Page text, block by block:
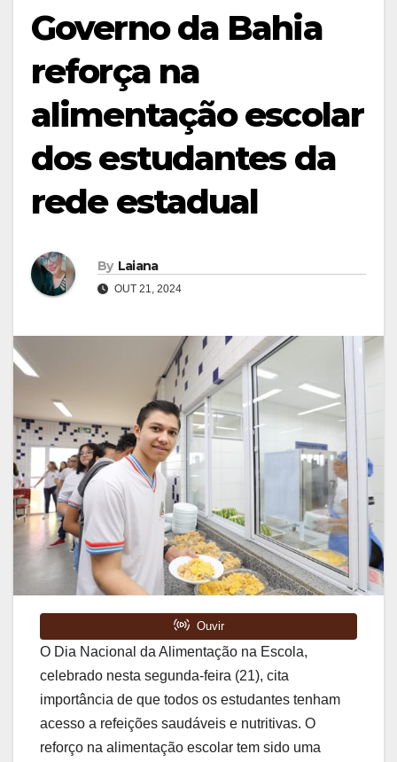
Governo da Bahia
reforça na
alimentação escolar
dos estudantes da
rede estadual
By Laiana
OUT 21, 2024
O Dia Nacional da Alimentação na Escola,
celebrado nesta segunda-feira (21), cita
importância de que todos os estudantes tenham
acesso a refeições saudáveis e nutritivas. O
reforço na alimentação escolar tem sido uma